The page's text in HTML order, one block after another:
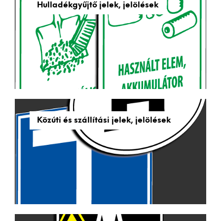
Hulladékgyűjtő jelek, jelölések
Közúti és szállítási jelek, jelölések